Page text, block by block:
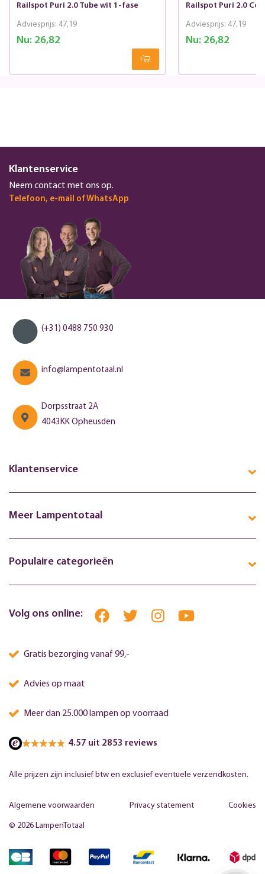
Railspot Puri 2.0 Tube wit 1-fase
Nu:26,82
Adviesprijs: 47,19
Railspot Puri 2.0
Nu:26,82
Adviesprijs: 47,19
Klantenservice
Neem contact met ons op.
Telefoon, e-mail of WhatsApp
(+31) 0488 750 930
info@lampentotaal.nl
Dorpsstraat 2A
4043KK Opheusden
Klantenservice
Meer Lampentotaal
Populaire categorieën
Volg ons online:
Gratis bezorging vanaf 99,-
Advies op maat
Meer dan 25.000 lampen op voorraad
4.57 uit 2853 reviews
Alle prijzen zijn inclusief btw en exclusief eventuele verzendkosten.
© 2026 LampenTotaal
Algemene voorwaarden Privacy statement Cookies